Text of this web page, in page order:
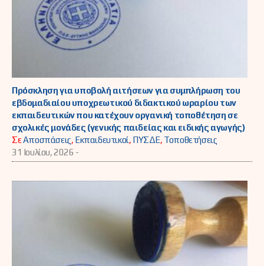
Πρόσκληση για υποβολή αιτήσεων για συμπλήρωση του
εβδομαδιαίου υποχρεωτικού διδακτικού ωραρίου των
εκπαιδευτικών που κατέχουν οργανική τοποθέτηση σε
σχολικές μονάδες (γενικής παιδείας και ειδικής αγωγής)
ΣεΑποσπάσεις, Εκπαιδευτικοί, ΠΥΣΔΕ, Τοποθετήσεις
31 Ιουλίου, 2026 -